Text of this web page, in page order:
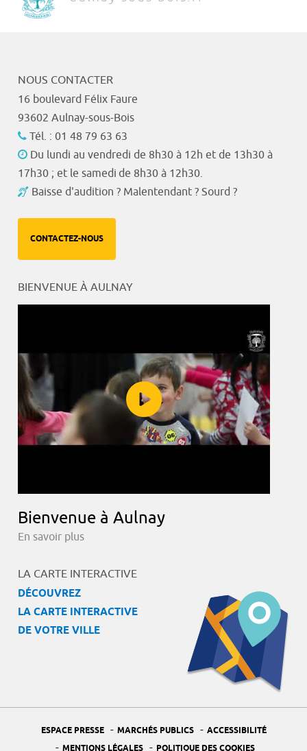
NOUS CONTACTER
16 boulevard Félix Faure
93602 Aulnay-sous-Bois
Tél. : 01 48 79 63 63
Du lundi au vendredi de 8h30 à 12h et de 13h30 à
17h30 ; et le samedi de 8h30 à 12h30.
Baisse d'audition ? Malentendant ? Sourd ?
CONTACTEZ-NOUS
BIENVENUE À AULNAY
Bienvenue à Aulnay
En savoir plus
LA CARTE INTERACTIVE
DÉCOUVREZ
LA CARTE INTERACTIVE
DE VOTRE VILLE
ESPACE PRESSE - MARCHÉS PUBLICS - ACCESSIBILITÉ
- MENTIONS LÉGALES - POLITIQUE DES COOKIES